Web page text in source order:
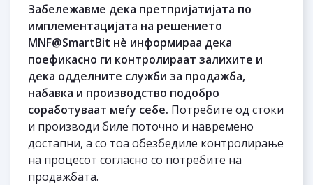
Забележавме дека претпријатијата по
имплементацијата на решението
MNF@SmartBit нè информираа дека
поефикасно ги контролираат залихите и
дека одделните служби за продажба,
набавка и производство подобро
соработуваат меѓу себе. Потребите од стоки
и производи биле поточно и навремено
достапни, а со тоа обезбедиле контролирање
на процесот согласно со потребите на
продажбата.